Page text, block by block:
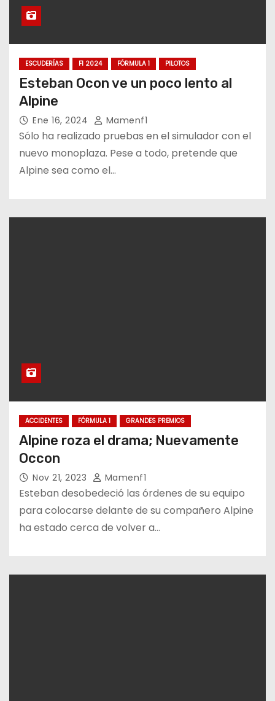
ESCUDERÍAS F1 2024 FÓRMULA 1 PILOTOS
Esteban Ocon ve un poco lento al
Alpine
Ene 16, 2024 Mamenf1
Sólo ha realizado pruebas en el simulador con el
nuevo monoplaza. Pese a todo, pretende que
Alpine sea como el…
ACCIDENTES FÓRMULA 1 GRANDES PREMIOS
Alpine roza el drama; Nuevamente
Occon
Nov 21, 2023 Mamenf1
Esteban desobedeció las órdenes de su equipo
para colocarse delante de su compañero Alpine
ha estado cerca de volver a…